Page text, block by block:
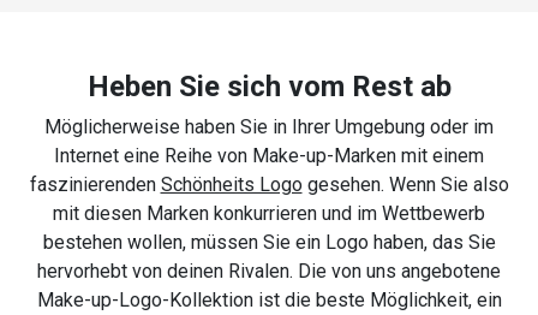
Heben Sie sich vom Rest ab
Möglicherweise haben Sie in Ihrer Umgebung oder im
Internet eine Reihe von Make-up-Marken mit einem
faszinierenden Schönheits Logogesehen. Wenn Sie also
mit diesen Marken konkurrieren und im Wettbewerb
bestehen wollen, müssen Sie ein Logo haben, das Sie
hervorhebt von deinen Rivalen. Die von uns angebotene
Make-up-Logo-Kollektion ist die beste Möglichkeit, ein